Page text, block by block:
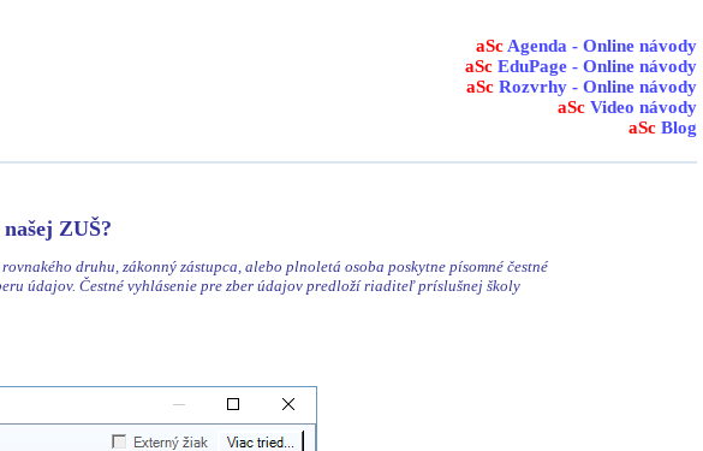
aSc Agenda - Online návody
aSc EduPage - Online návody
aSc Rozvrhy - Online návody
aSc Video návody
aSc Blog
ZUŠ?
druhu, zákonný zástupca, alebo plnoletá osoba poskytne písomné čestné
údajov. Čestné vyhlásenie pre zber údajov predloží riaditeľ príslušnej školy